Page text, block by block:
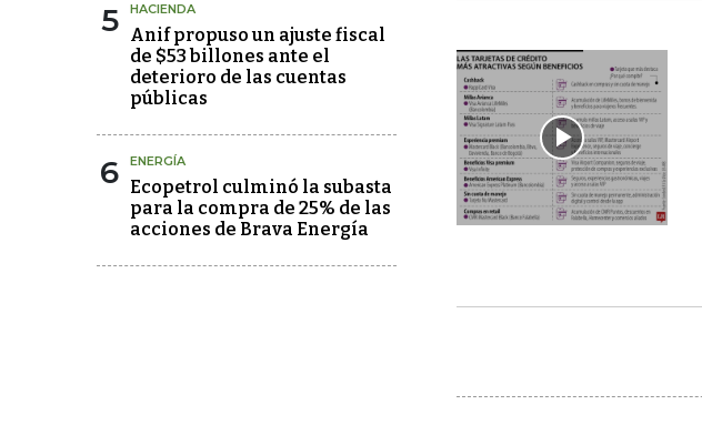
5 HACIENDA
Anif propuso un ajuste fiscal
de $53 billones ante el
deterioro de las cuentas
públicas
6 ENERGÍA
Ecopetrol culminó la subasta
para la compra de 25% de las
acciones de Brava Energía